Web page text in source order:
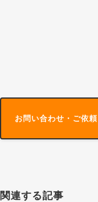
お問い合わせ・ご依頼
関連する記事